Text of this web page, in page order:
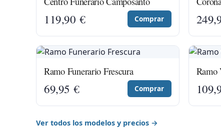
119,90 € Comprar
Ramo Funerario Frescura
69,95€ Comprar
Ramo
Ver todos los modelos y precios →